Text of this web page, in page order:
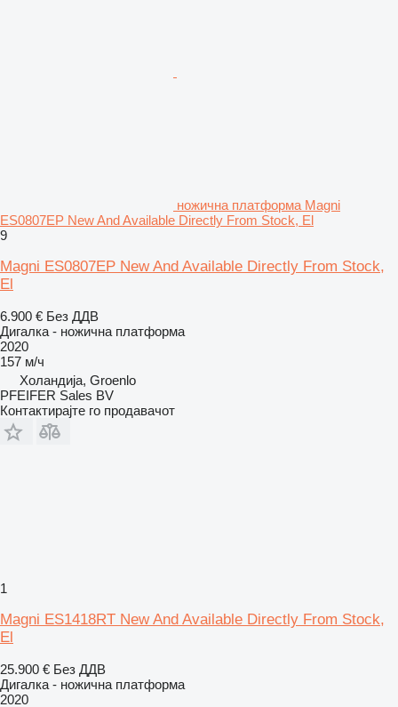
ножична платформа Magni
ES0807EP New And Available Directly From Stock, El
9
Magni ES0807EP New And Available Directly From Stock,
El
6.900 € Без ДДВ
Дигалка - ножична платформа
2020
157 м/ч
Холандија, Groenlo
PFEIFER Sales BV
Контактирајте го продавачот
1
Magni ES1418RT New And Available Directly From Stock,
El
25.900 € Без ДДВ
Дигалка - ножична платформа
2020